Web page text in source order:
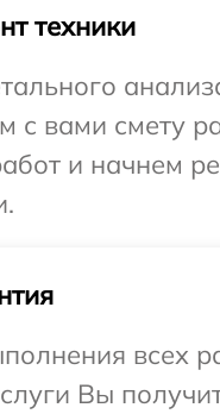
техники
с вами смету
и начнем
всех
Вы